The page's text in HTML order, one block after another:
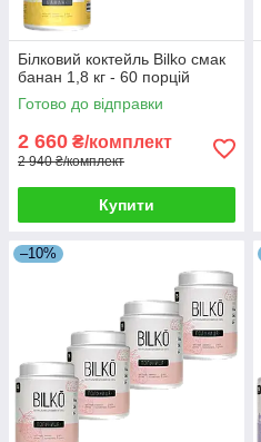
Білковий коктейль Bilko смак
банан 1,8 кг - 60 порцій
Готово до відправки
2 660 ₴/комплект
2 940 ₴/комплект
Купити
–10%